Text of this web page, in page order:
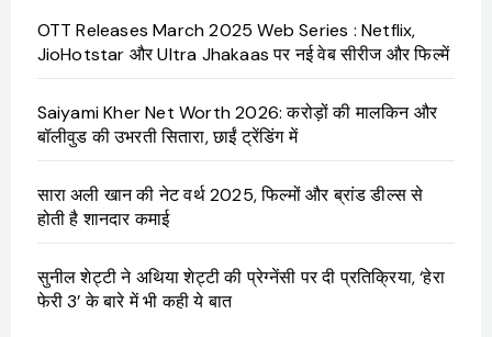
OTT Releases March 2025 Web Series : Netflix,
JioHotstar और Ultra Jhakaas पर नई वेब सीरीज और फिल्में
Saiyami Kher Net Worth 2026: करोड़ों की मालकिन और
बॉलीवुड की उभरती सितारा, छाईं ट्रेंडिंग में
सारा अली खान की नेट वर्थ 2025, फिल्मों और ब्रांड डील्स से
होती है शानदार कमाई
सुनील शेट्टी ने अथिया शेट्टी की प्रेग्नेंसी पर दी प्रतिक्रिया, ‘हेरा
फेरी 3’ के बारे में भी कही ये बात